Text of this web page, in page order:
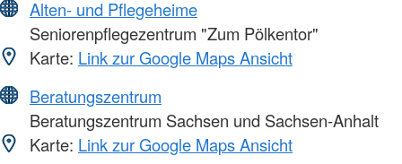
Alten- und Pflegeheime
Seniorenpflegezentrum "Zum Pölkentor"
Karte: Link zur Google Maps Ansicht
Beratungszentrum
Beratungszentrum Sachsen und Sachsen-Anhalt
Karte: Link zur Google Maps Ansicht